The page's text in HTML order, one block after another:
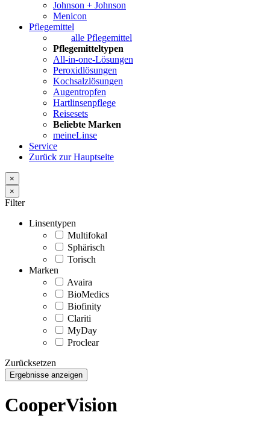
Johnson + Johnson
Menicon
Pflegemittel
alle Pflegemittel
Pflegemitteltypen
All-in-one-Lösungen
Peroxidlösungen
Kochsalzlösungen
Augentropfen
Hartlinsenpflege
Reisesets
Beliebte Marken
meineLinse
Service
Zurück zur Hauptseite
×
×
Filter
Linsentypen
Multifokal
Sphärisch
Torisch
Marken
Avaira
BioMedics
Biofinity
Clariti
MyDay
Proclear
Zurücksetzen
Ergebnisse anzeigen
CooperVision